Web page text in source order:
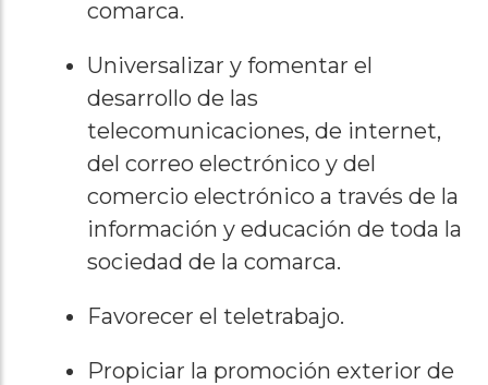
comarca.
Universalizar y fomentar el
desarrollo de las
telecomunicaciones, de internet,
del correo electrónico y del
comercio electrónico a través de la
información y educación de toda la
sociedad de la comarca.
Favorecer el teletrabajo.
Propiciar la promoción exterior de